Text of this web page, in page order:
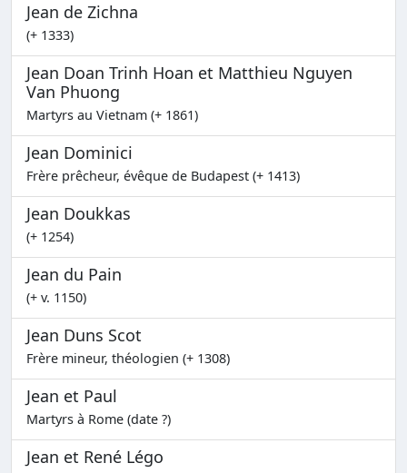
Jean de Zichna
(+ 1333)
Jean Doan Trinh Hoan et Matthieu Nguyen
Van Phuong
Martyrs au Vietnam (+ 1861)
Jean Dominici
Frère prêcheur, évêque de Budapest (+ 1413)
Jean Doukkas
(+ 1254)
Jean du Pain
(+ v. 1150)
Jean Duns Scot
Frère mineur, théologien (+ 1308)
Jean et Paul
Martyrs à Rome (date ?)
Jean et René Légo